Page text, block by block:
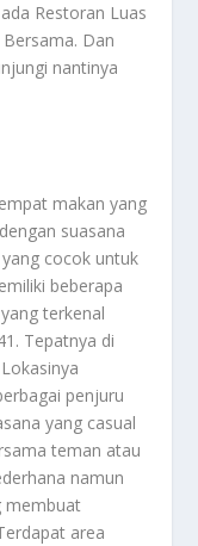
Restoran Luas
. Dan
nantinya
makan yang
suasana
cocok untuk
beberapa
terkenal
Tepatnya di
penjuru
yang casual
teman atau
namun
membuat
area